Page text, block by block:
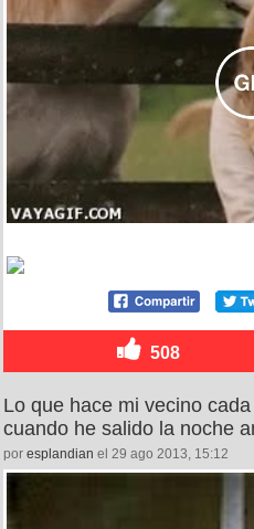
508
Lo que hace mi vecino
cuando he salido la noche
por esplandian el 29 ago 2013, 15:12